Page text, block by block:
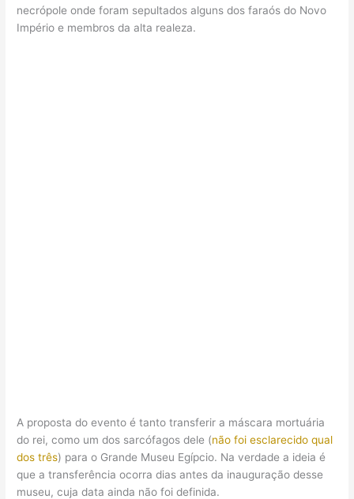
necrópole onde foram sepultados alguns dos faraós do Novo
Império e membros da alta realeza.
A proposta do evento é tanto transferir a máscara mortuária
do rei, como um dos sarcófagos dele (não foi esclarecido qual
dos três) para o Grande Museu Egípcio. Na verdade a ideia é
que a transferência ocorra dias antes da inauguração desse
museu, cuja data ainda não foi definida.